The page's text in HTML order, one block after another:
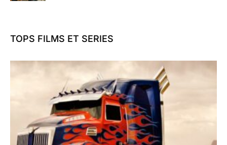
TOPS FILMS ET SERIES